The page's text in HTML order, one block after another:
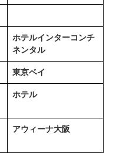
ホテルインターコンチ
ネンタル
東京ベイ
ホテル
アウィーナ大阪